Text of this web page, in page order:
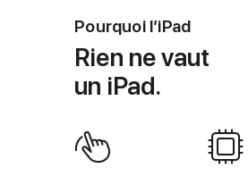
Pourquoi l’iPad
Rien ne vaut
un iPad.